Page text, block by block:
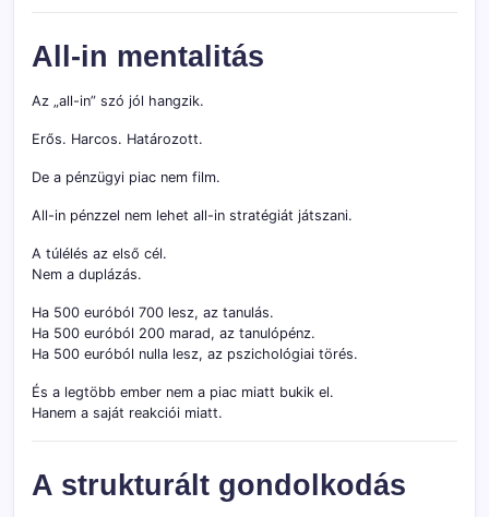
All-in mentalitás
Az „all-in” szó jól hangzik.
Erős. Harcos. Határozott.
De a pénzügyi piac nem film.
All-in pénzzel nem lehet all-in stratégiát játszani.
A túlélés az első cél.
Nem a duplázás.
Ha 500 euróból 700 lesz, az tanulás.
Ha 500 euróból 200 marad, az tanulópénz.
Ha 500 euróból nulla lesz, az pszichológiai törés.
És a legtöbb ember nem a piac miatt bukik el.
Hanem a saját reakciói miatt.
A strukturált gondolkodás